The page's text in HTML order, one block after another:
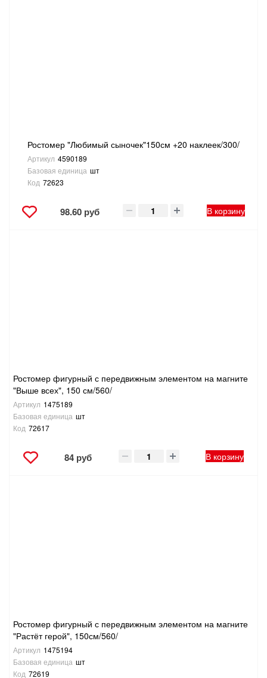
Ростомер "Любимый сыночек"150см +20 наклеек/300/
Артикул 4590189
Базовая единица шт
Код 72623
98.60 руб В корзину
Ростомер фигурный с передвижным элементом на магните
"Выше всех", 150 см/560/
Артикул 1475189
Базовая единица шт
Код 72617
84 руб В корзину
Ростомер фигурный с передвижным элементом на магните
"Растёт герой", 150см/560/
Артикул 1475194
Базовая единица шт
Код 72619